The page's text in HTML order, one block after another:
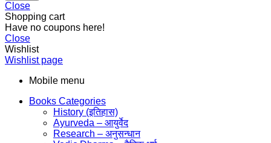
Close
Shopping cart
Have no coupons here!
Close
Wishlist
Wishlist page
Mobile menu
Books Categories
History (इतिहास)
Ayurveda – आयुर्वेद
Research – अनुसन्धान